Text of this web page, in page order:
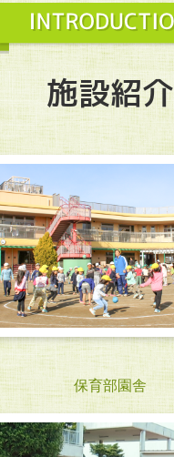
施設紹介
保育部園舎